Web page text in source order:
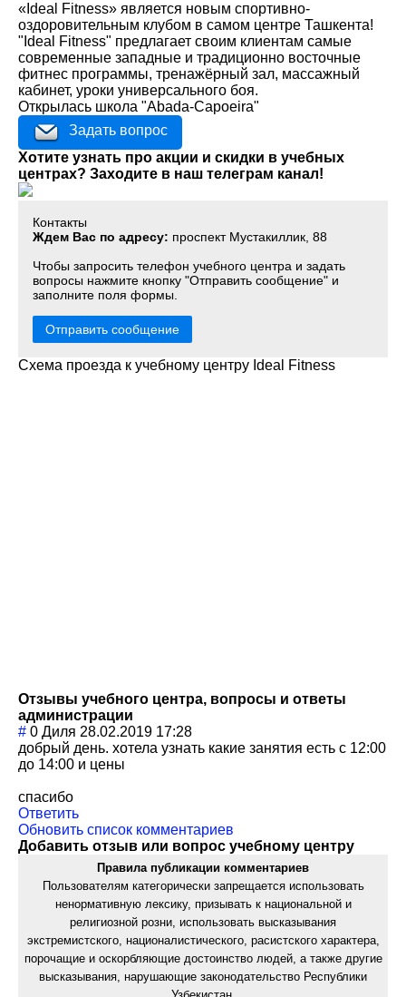
«Ideal Fitness» является новым спортивно-
оздоровительным клубом в самом центре Ташкента!
"Ideal Fitness" предлагает своим клиентам самые
современные западные и традиционно восточные
фитнес программы, тренажёрный зал, массажный
кабинет, уроки универсального боя.
Открылась школа "Abada-Capoeira"
Задать вопрос
Хотите узнать про акции и скидки в учебных
центрах? Заходите в наш телеграм канал!
Контакты
Ждем Вас по адресу: проспект Мустакиллик, 88
Чтобы запросить телефон учебного центра и задать
вопросы нажмите кнопку "Отправить сообщение" и
заполните поля формы.
Отправить сообщение
Схема проезда к учебному центру Ideal Fitness
Отзывы учебного центра, вопросы и ответы
администрации
# 0 Диля 28.02.2019 17:28
добрый день. хотела узнать какие занятия есть с 12:00
до 14:00 и цены
спасибо
Ответить
Обновить список комментариев
Добавить отзыв или вопрос учебному центру
Правила публикации комментариев
Пользователям категорически запрещается использовать
ненормативную лексику, призывать к национальной и
религиозной розни, использовать высказывания
экстремистского, националистического, расистского характера,
порочащие и оскорбляющие достоинство людей, а также другие
высказывания, нарушающие законодательство Республики